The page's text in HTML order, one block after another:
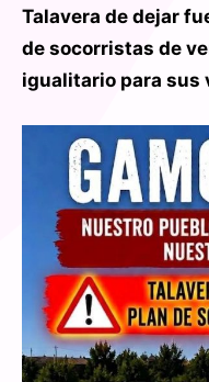
Talavera de dejar
de socorristas de
igualitario para sus